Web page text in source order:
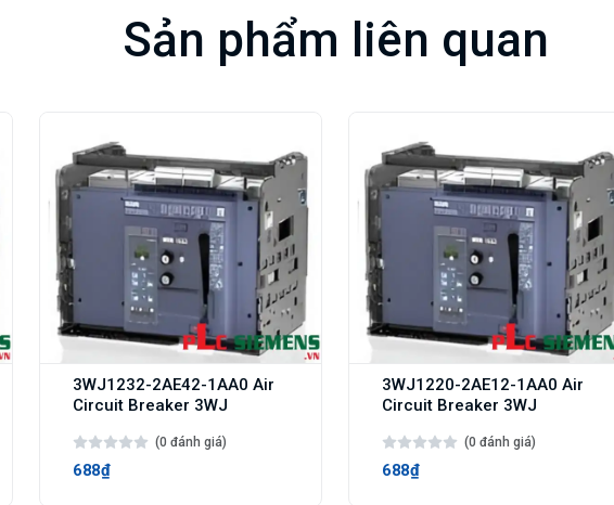
Sản phẩm liên quan
3WJ1232-2AE42-1AA0 Air
Circuit Breaker 3WJ
(0 đánh giá)
688₫
3WJ1220-2AE12-1AA0 Air
Circuit Breaker 3WJ
(0 đánh giá)
688₫